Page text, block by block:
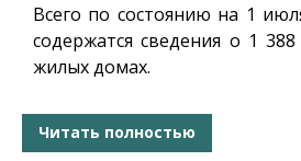
Всего по состоянию на 1
содержатся сведения о 1
жилых домах.
Читать полностью